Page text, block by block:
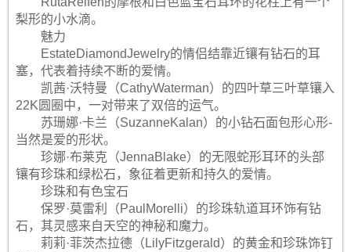
梨形的小水滴。
魅力
EstateDiamondJewelry的情侣结靠近镶有钻石的耳
塞，代表着持续不断的爱情。
凯茜·沃特曼（CathyWaterman）的四叶草三叶草镶入
22K圆圈中，一对带来了双倍的运气。
苏珊娜·卡兰（SuzanneKalan）的小钻石面包形心形-
当然是爱的形状。
珍娜·布莱克（JennaBlake）的无限蛇形耳环的头部
镶有珍珠和绿松石，象征着更新和持久的爱情。
珍珠和有色宝石
保罗·莫雷利（PaulMorelli）的珍珠轨道耳环饰有钻
石，其灵感来自天空的神秘和魔力。
莉莉·菲茨杰拉德（LilyFitzgerald）的黄金和珍珠饰钉